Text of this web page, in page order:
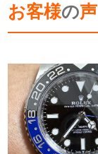
お客様の声